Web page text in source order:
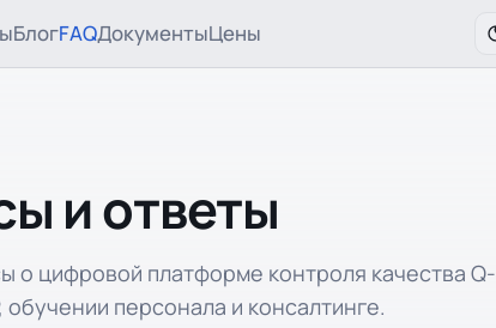
БлогFAQДокументыЦены
и ответы
о цифровой платформе контроля качества Q-
обучении персонала и консалтинге.